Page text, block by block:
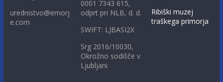
urednistvo@emorj
e.com
0001 7343 615,
odprt pri NLB, d. d.
SWIFT: LJBASI2X
Srg 2016/10030,
Okrožno sodišče v
Ljubljani
Ribiški muzej
traškega primorja